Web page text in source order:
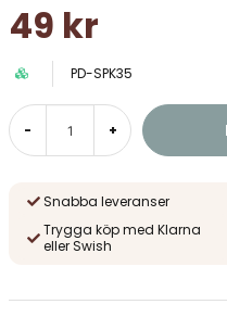
49 kr
PD-SPK35
- +
Snabba leveranser
Trygga köp med Klarna
eller Swish